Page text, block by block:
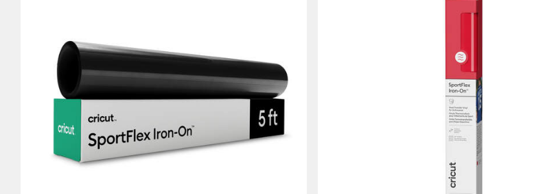
Or
Affiner par Famille de couleur : Or
Gris
(2)
Affiner par Famille de couleur : Gris
Vert
Affiner par Famille de couleur : Vert
Rose
(2)
Affiner par Famille de couleur : Rose
Violet
(2)
Rouge
(1)
Cricut Maker 3 & 4 Affiner par Compatibilité par machine : Cricut Maker 3 & 4